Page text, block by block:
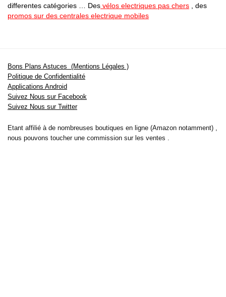
differentes catégories … Des vélos electriques pas chers , des
promos sur des centrales electrique mobiles
Bons Plans Astuces (Mentions Légales )
Politique de Confidentialité
Applications Android
Suivez Nous sur Facebook
Suivez Nous sur Twitter
Etant affilié à de nombreuses boutiques en ligne (Amazon notamment) ,
nous pouvons toucher une commission sur les ventes .